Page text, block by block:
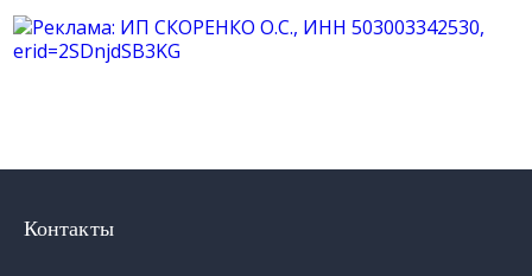
Контакты